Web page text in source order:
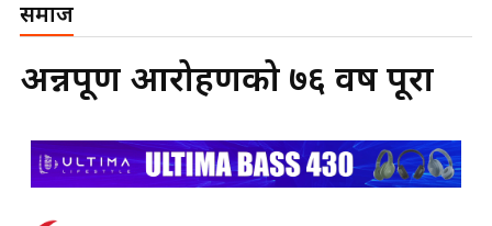
समाज
अन्नपूर्ण आरोहणको ७६ वर्ष पूरा